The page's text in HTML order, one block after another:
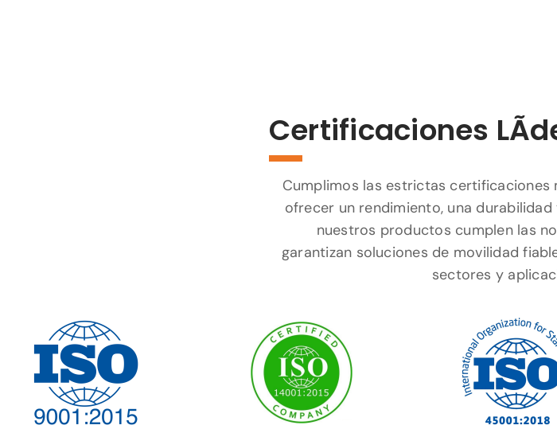
Certificaciones
Cumplimos las estrictas certificaciones
ofrecer un rendimiento, una
nuestros productos cumplen las
garantizan soluciones de movilidad
sectores y